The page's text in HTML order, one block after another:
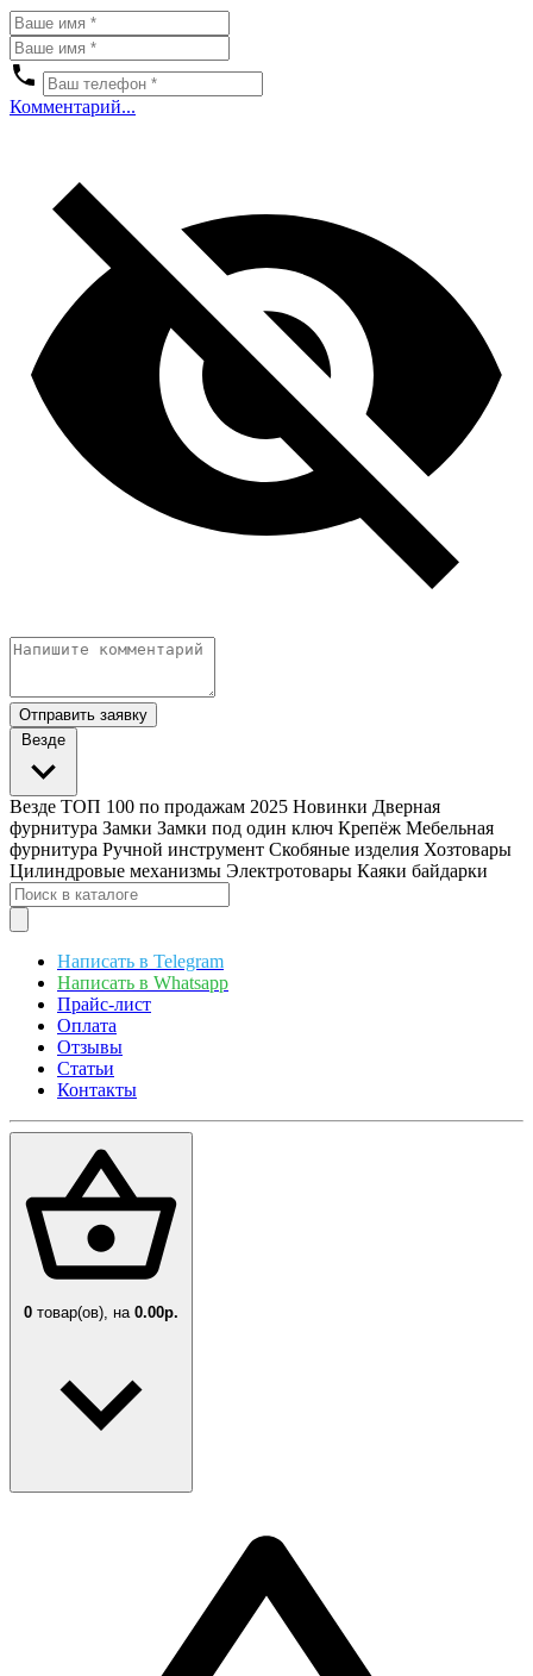
Комментарий...
Отправить заявку
Везде
Везде ТОП 100 по продажам 2025 Новинки Дверная
фурнитура Замки Замки под один ключ Крепёж Мебельная
фурнитура Ручной инструмент Скобяные изделия Хозтовары
Цилиндровые механизмы Электротовары Каяки байдарки
Написать в Telegram
Написать в Whatsapp
Прайс-лист
Оплата
Отзывы
Статьи
Контакты
0 товар(ов), на 0.00р.